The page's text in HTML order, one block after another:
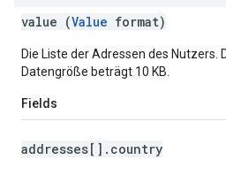
value (Value format)
Die Liste der Adressen des Nutzers.
Datengröße beträgt 10 KB.
Fields
addresses[].country